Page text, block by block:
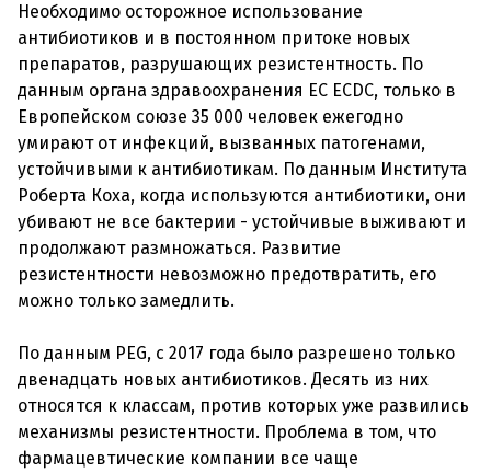
Необходимо осторожное использование
антибиотиков и в постоянном притоке новых
препаратов, разрушающих резистентность. По
данным органа здравоохранения ЕС ECDC, только в
Европейском союзе 35 000 человек ежегодно
умирают от инфекций, вызванных патогенами,
устойчивыми к антибиотикам. По данным Института
Роберта Коха, когда используются антибиотики, они
убивают не все бактерии - устойчивые выживают и
продолжают размножаться. Развитие
резистентности невозможно предотвратить, его
можно только замедлить.
По данным PEG, с 2017 года было разрешено только
двенадцать новых антибиотиков. Десять из них
относятся к классам, против которых уже развились
механизмы резистентности. Проблема в том, что
фармацевтические компании все чаще